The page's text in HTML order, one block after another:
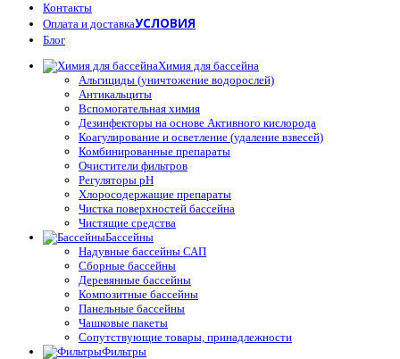
Контакты
Оплата и доставкаУСЛОВИЯ
Блог
Химия для бассейна
Альгициды (уничтожение водорослей)
Антикальциты
Вспомогательная химия
Дезинфекторы на основе Активного кислорода
Коагулирование и осветление (удаление взвесей)
Комбинированные препараты
Очистители фильтров
Регуляторы pH
Хлоросодержащие препараты
Чистка поверхностей бассейна
Чистящие средства
Бассейны
Надувные бассейны САП
Сборные бассейны
Деревянные бассейны
Композитные бассейны
Панельные бассейны
Чашковые пакеты
Сопутствующие товары, принадлежности
Фильтры